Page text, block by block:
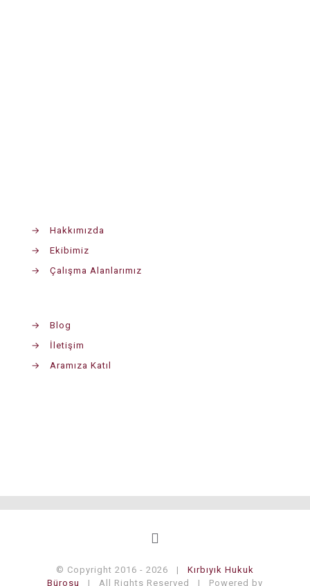
→
Hakkımızda
→
Ekibimiz
→
Çalışma Alanlarımız
→
Blog
→
İletişim
→
Aramıza Katıl
© Copyright 2016 - 2026 | Kırbıyık Hukuk
Bürosu
| All Rights Reserved | Powered by